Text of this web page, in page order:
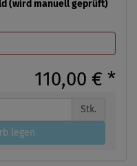
(wird manuell geprüft)
110,00 € *
Stk.
legen